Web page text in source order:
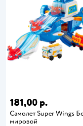
181,00 р.
Самолет Super Wings
мировой